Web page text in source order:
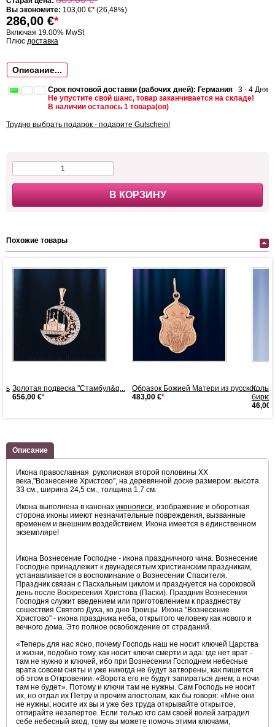
Вы экономите: 103,00 €*(26,48%)
286,00 €*
Включая 19.00% MwSt
Плюс доставка
Описание...
Срок почтовой доставки (рабочих дней): Германия 3 - 4 Дня
Не упустите свой шанс, товар заканчивается на складе!
В наличии осталось 1 товара(ов)
Трудно выбрать подарок - подарите Gutschein!
В КОРЗИНУ
Похожие товары
Золотая подвеска "Стамбул&q...
656,00 €*
Образок Божией Матери из русског...
483,00 €*
46,00
Описание
Икона православная рукописная второй половины XX
века,"Вознесение Христово", на деревянной доске размером: высота
33 cм., ширина 24,5 cм., толщина 1,7 см.
Икона выполнена в канонах иконописи, изображение и оборотная
сторона иконы имеют незначительные повреждения, вызванные
временем и внешним воздействием. Икона имеется в единственном
экземпляре!
Икона Вознесение Господне - икона праздничного чина. Вознесение
Господне принадлежит к двунадесятым христианским праздникам,
устанавливается в воспоминание о Вознесении Спасителя.
Праздник связан с Пасхальным циклом и празднуется на сороковой
день после Воскресения Христова (Пасхи). Праздник Вознесения
Господня служит введением или приготовлением к празднеству
сошествия Святого Духа, ко дню Троицы. Икона "Вознесение
Христово" - икона праздника неба, открытого человеку как нового и
вечного дома. Это полное освобождение от страданий.
«Теперь для нас ясно, почему Господь наш не носит ключей Царства
и жизни, подобно тому, как носит ключи смерти и ада: где нет врат -
там не нужно и ключей, ибо при Вознесении Господнем небесные
врата совсем сняты и уже никогда не будут затворены, как пишется
об этом в Откровении: «Ворота его не будут запираться днем; а ночи
там не будет». Потому и ключи там не нужны. Сам Господь не носит
их, но отдал их Петру и прочим апостолам, как бы говоря: «Мне они
не нужны; носите их вы и уже без труда открывайте открытое,
отпирайте незапертое. Если только кто сам своей волей заградил
себе небесный вход, тому вы можете помочь этими ключами,